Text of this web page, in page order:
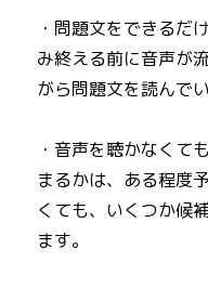
・問題文をできるだ
み終える前に音声が
がら問題文を読んで
・音声を聴かなくて
まるかは、ある程度
くても、いくつか候
ます。